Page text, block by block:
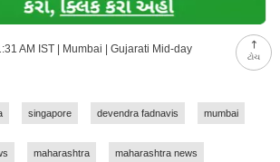
ટોચ
AM IST | Mumbai | Gujarati Mid-day
singapore devendra fadnavis mumbai
maharashtra maharashtra news